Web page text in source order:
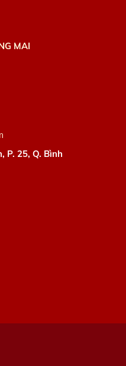
MAI
P. 25, Q. Bình